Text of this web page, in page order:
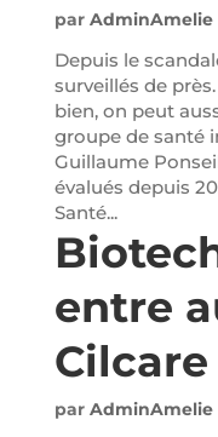
par AdminAmelie
Depuis le
surveillés de
bien, on peut
groupe de santé
Guillaume
évalués depuis
Santé...
entre
Cilcare
par AdminAmelie